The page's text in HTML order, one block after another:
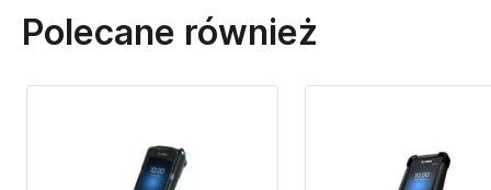
Polecane również